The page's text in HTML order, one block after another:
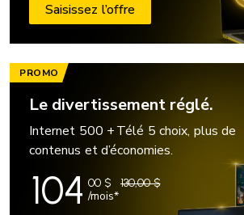
Saisissez l’offre
PROMO
Le divertissement réglé.
Internet 500 + Télé 5 choix, plus de
contenus et d’économies.
104 00 $
/mois*
130,00 $